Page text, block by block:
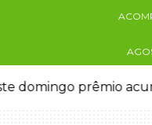
domingo prêmio